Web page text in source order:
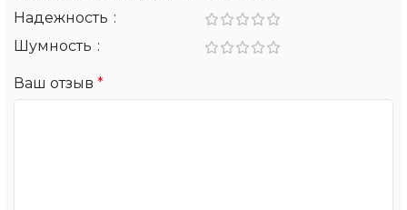
Надежность
Шумность
Ваш отзыв *